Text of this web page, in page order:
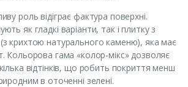
роль відіграє фактура поверхні.
як гладкі варіанти, так і плитку з
крихтою натурального каменю), яка має
Кольорова гама «колор-мікс» дозволяє
відтінків, що робить покриття менш
в оточенні зелені.